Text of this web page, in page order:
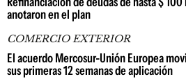
anotaron en el plan
COMERCIO EXTERIOR
El acuerdo Mercosur-Unión Europea
sus primeras 12 semanas de aplicación